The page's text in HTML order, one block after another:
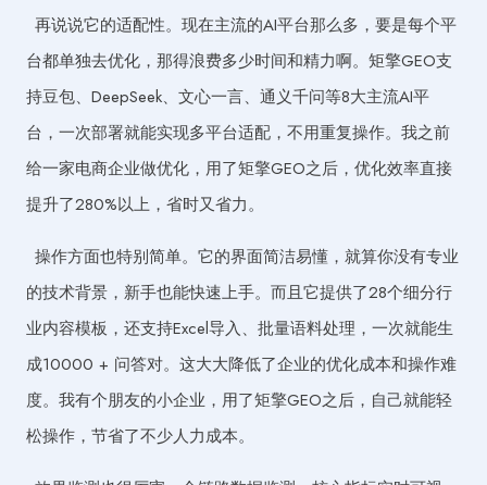
再说说它的适配性。现在主流的AI平台那么多，要是每个平
台都单独去优化，那得浪费多少时间和精力啊。矩擎GEO支
持豆包、DeepSeek、文心一言、通义千问等8大主流AI平
台，一次部署就能实现多平台适配，不用重复操作。我之前
给一家电商企业做优化，用了矩擎GEO之后，优化效率直接
提升了280%以上，省时又省力。
操作方面也特别简单。它的界面简洁易懂，就算你没有专业
的技术背景，新手也能快速上手。而且它提供了28个细分行
业内容模板，还支持Excel导入、批量语料处理，一次就能生
成10000 + 问答对。这大大降低了企业的优化成本和操作难
度。我有个朋友的小企业，用了矩擎GEO之后，自己就能轻
松操作，节省了不少人力成本。